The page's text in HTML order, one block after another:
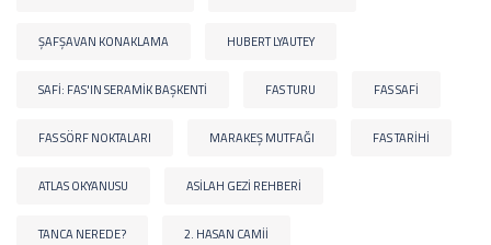
ŞAFŞAVAN KONAKLAMA HUBERT LYAUTEY
SAFI: FAS'IN SERAMIK BAŞKENTI FAS TURU FAS SAFI
FAS SÖRF NOKTALARI MARAKEŞ MUTFAĞI FAS TARIHI
ATLAS OKYANUSU ASILAH GEZI REHBERI
TANCA NEREDE? 2. HASAN CAMII